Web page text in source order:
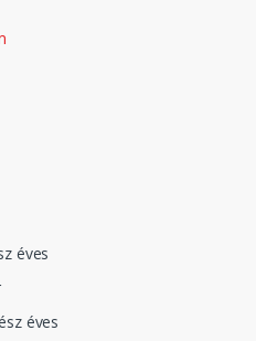
éves
éves